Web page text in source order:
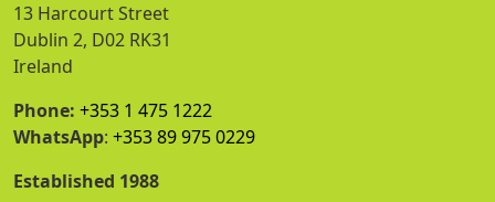
13 Harcourt Street
Dublin 2, D02 RK31
Ireland
Phone: +353 1 475 1222
WhatsApp: +353 89 975 0229
Established 1988